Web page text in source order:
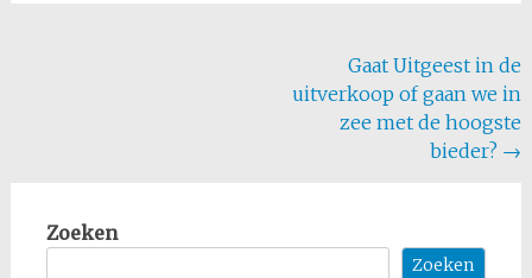
Gaat Uitgeest in de
uitverkoop of gaan we in
zee met de hoogste
bieder? →
Zoeken
Zoeken